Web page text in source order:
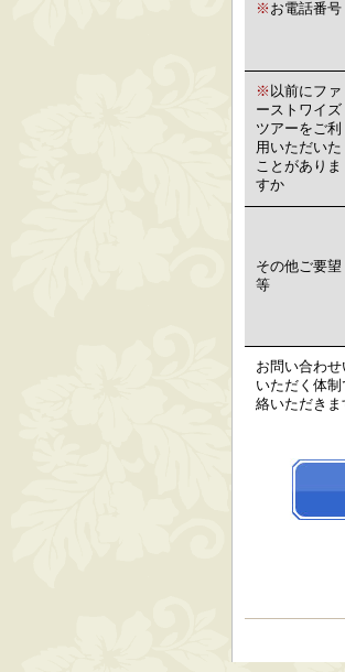
※ お電話番号
※ 以前にファ
ーストワイズ
ツアーをご利
用いただいた
ことがありま
すか
その他ご要望
等
お問い合わ
いただく体
絡いただきま